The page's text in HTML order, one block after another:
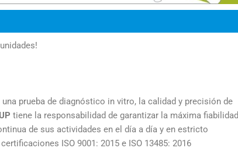
prueba de diagnóstico in vitro, la calidad y precisión de
tiene la responsabilidad de garantizar la máxima fiabilidad
de sus actividades en el día a día y en estricto
ISO 9001: 2015 e ISO 13485: 2016